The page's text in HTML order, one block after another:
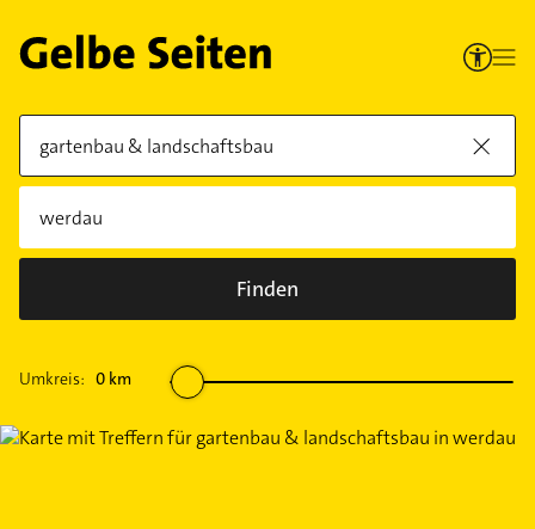
Finden
Umkreis: 0 km